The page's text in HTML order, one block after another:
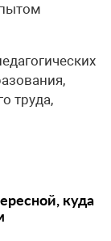
труда,
куда